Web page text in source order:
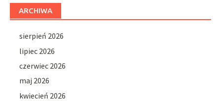
ARCHIWA
sierpień 2026
lipiec 2026
czerwiec 2026
maj 2026
kwiecień 2026